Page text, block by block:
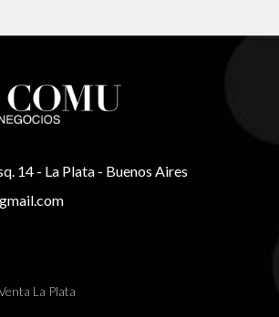
14 - La Plata - Buenos Aires
La Plata